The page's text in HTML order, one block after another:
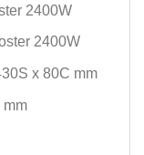
2400W
2400W
x 80C mm
mm